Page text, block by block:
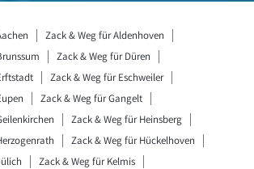
Zack & Weg für Aldenhoven
Zack & Weg für Düren
Zack & Weg für Eschweiler
Zack & Weg für Gangelt
Zack & Weg für Heinsberg
Zack & Weg für Hückelhoven
Zack & Weg für Kelmis